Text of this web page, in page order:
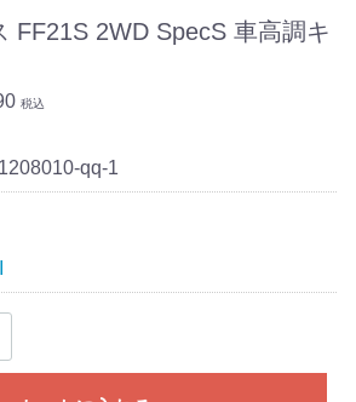
FF21S 2WD SpecS 車高調キ
税込
qq-1